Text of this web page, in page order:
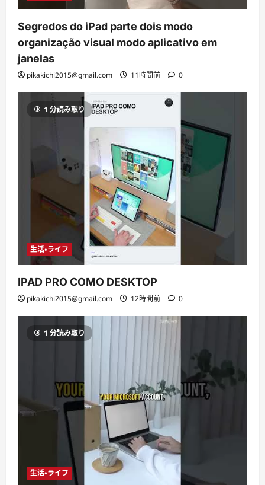
Segredos do iPad parte dois modo
organização visual modo aplicativo em
janelas
pikakichi2015@gmail.com 11時間前 0
1 分読み取り
生活・ライフ
IPAD PRO COMO DESKTOP
pikakichi2015@gmail.com 12時間前 0
1 分読み取り
生活・ライフ